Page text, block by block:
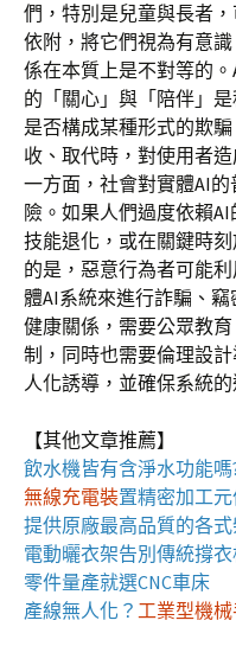
們，特別是兒童與長者
依附，將它們視為有意
係在本質上是不對等的
的「關心」與「陪伴」
是否構成某種形式的欺
收、取代時，對使用者
一方面，社會對實體AI
險。如果人們過度依賴
技能退化，或在關鍵時
的是，惡意行為者可能
體AI系統來進行詐騙、
健康關係，需要公眾教
制，同時也需要倫理設
人化誘導，並確保系統
【其他文章推薦】
飲水機皆有含淨水功能嗎
無線充電裝置精密加工
提供原廠最高品質的各式
電動曬衣架告別傳統撐
零件量產就選CNC車床
產線無人化？ 工業型機